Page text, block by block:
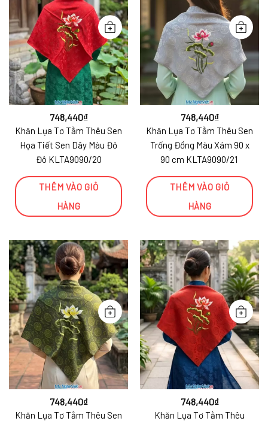
748,440₫
Khăn Lụa Tơ Tằm Thêu Sen
Họa Tiết Sen Dây Màu Đỏ
Đô KLTA9090/20
THÊM VÀO GIỎ
HÀNG
748,440₫
Khăn Lụa Tơ Tằm Thêu Sen
Trống Đồng Màu Xám 90 x
90 cm KLTA9090/21
THÊM VÀO GIỎ
HÀNG
748,440₫
Khăn Lụa Tơ Tằm Thêu Sen
748,440₫
Khăn Lụa Tơ Tằm Thêu